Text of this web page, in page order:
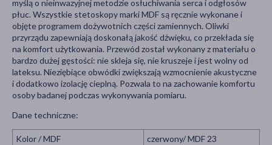
myślą o nieinwazyjnej metodzie osłuchiwania serca i odgłosów
płuc. Wszystkie stetoskopy marki MDF są ręcznie wykonane i
objęte programem dożywotnich części zamiennych. Oliwki
przyrządu zapewniają doskonałą jakość dźwięku, co przekłada się
na komfort użytkowania. Przewód został wykonany z materiału o
bardzo dużej gęstości: nie skleja się, nie kruszeje i jest wolny od
lateksu. Nieziębiące obwódki zwiększają wzmocnienie akustyczne
i dodatkowo izolację cieplną. Pozwala to na zachowanie komfortu
osoby badanej podczas wykonywania pomiaru.
Dane techniczne:
Kolor / MDF czerwony/ MDF 23